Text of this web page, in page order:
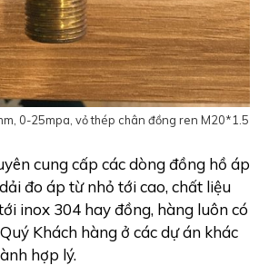
0-25mpa, vỏ thép chân đồng ren M20*1.5
cung cấp các dòng đồng hồ áp
đo áp từ nhỏ tới cao, chất liệu
inox 304 hay đồng, hàng luôn có
Khách hàng ở các dự án khác
hợp lý.